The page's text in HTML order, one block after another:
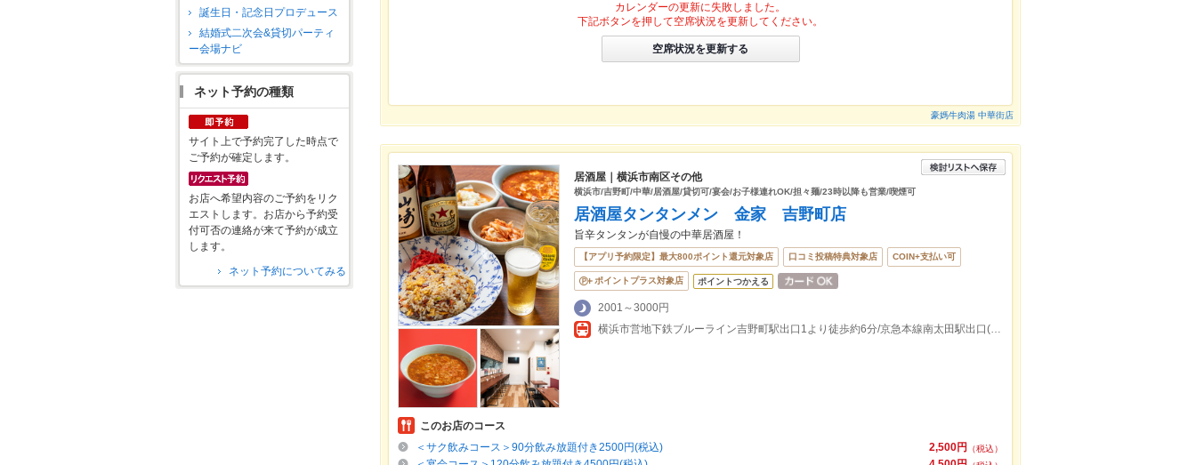
誕生日・記念日プロデュース
結婚式二次会&貸切パーティ
ー会場ナビ
ネット予約の種類
サイト上で予約完了した時点で
ご予約が確定します。
お店へ希望内容のご予約をリク
エストします。お店から予約受
付可否の連絡が来て予約が成立
します。
ネット予約についてみる
カレンダーの更新に失敗しました。
下記ボタンを押して空席状況を更新してください。
空席状況を更新する
豪媽牛肉湯 中華街店
居酒屋｜横浜市南区その他
横浜市/吉野町/中華/居酒屋/貸切可/宴会/お子様連れOK/担々麺/23時以降も営業/喫煙可
居酒屋タンタンメン 金家 吉野町店
旨辛タンタンが自慢の中華居酒屋！
【アプリ予約限定】最大800ポイント還元対象店 口コミ投稿特典対象店 COIN+支払い可
ポイントプラス対象店 ポイントつかえる
2001～3000円
横浜市営地下鉄ブルーライン吉野町駅出口1より徒歩約6分/京急本線南太田駅出口(南側)より徒歩約13分
このお店のコース
2,500円
（税込）
＜サク飲みコース＞90分飲み放題付き2500円(税込)